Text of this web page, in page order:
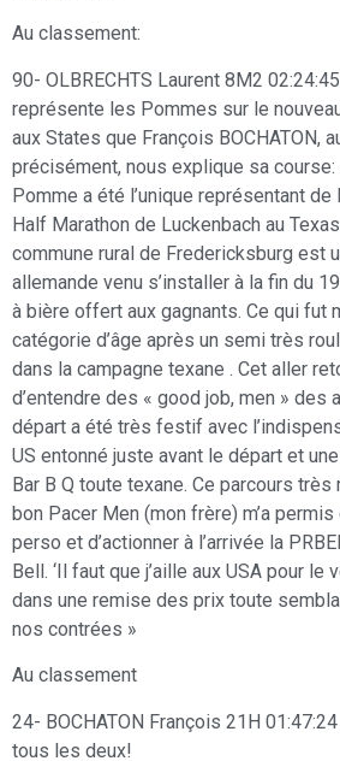
Au classement:
90- OLBRECHTS Laurent 8M2
représente les Pommes sur le
aux States que François BOCHATON,
précisément, nous explique sa course:
Pomme a été l’unique représentant de
Half Marathon de Luckenbach au
commune rural de Fredericksburg est
allemande venu s’installer à la fin du
à bière offert aux gagnants. Ce qui fut
catégorie d’âge après un semi très
dans la campagne texane . Cet aller
d’entendre des « good job, men » des
départ a été très festif avec
US entonné juste avant le départ et
Bar B Q toute texane. Ce parcours très
bon Pacer Men (mon frère) m’a
perso et d’actionner à l’arrivée la
Bell. ‘Il faut que j’aille aux USA pour le
dans une remise des prix toute
nos contrées »
Au classement
24- BOCHATON François 21H
tous les deux!